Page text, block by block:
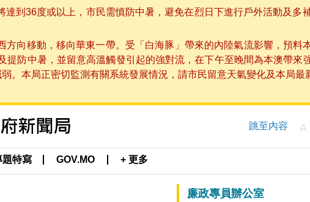
到36度或以上，市民需慎防中暑，避免在烈日下進行戶外活動及多
向移動，移向華東一帶。受「白海豚」帶來的內陸氣流影響，預料
防中暑，並留意高溫觸發引起的強對流，在下午至晚間為本澳帶來
。本局正密切監測有關系統發展情況，請市民留意天氣變化及本局最
跳至內容 A
題特寫 GOV.MO + 更多
廉政專員辦公室